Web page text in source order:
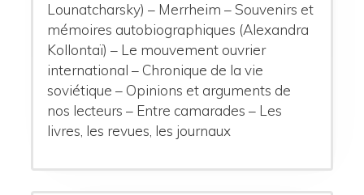
Lounatcharsky) – Merrheim – Souvenirs et
mémoires autobiographiques (Alexandra
Kollontaï) – Le mouvement ouvrier
international – Chronique de la vie
soviétique – Opinions et arguments de
nos lecteurs – Entre camarades – Les
livres, les revues, les journaux